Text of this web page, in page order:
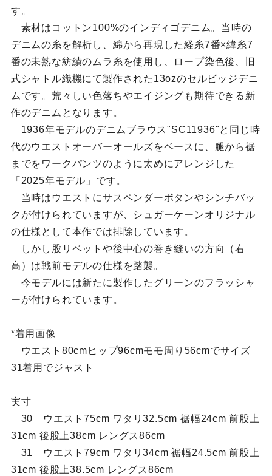
す。
素材はコットン100%のインディゴデニム。当時の
デニムの糸を解析し、綿から再現した経糸7番×緯糸7
番の未熟な紡績のムラ糸を使用し、ロープ染色後、旧
式シャトル織機にて製作された13ozのセルビッジデニ
ムです。荒々しい色落ちやエイジングも期待できる新
作のデニムとなります。
1936年モデルのデニムブラウス"SC11936"と同じ時
代のウエストオーバーオールズをベースに、腿から裾
までをワークパンツのように太めにアレンジした
「2025年モデル」です。
当時はウエストにサスペンダーボタンやシンチバッ
クが付けられていますが、シュガーケーンオリジナル
の仕様として本作では排除しています。
しかし股リベットや後中心の巻き縫いの方向（右
高）は戦前モデルの仕様を踏襲。
今モデルには新たに製作したグリーンのフラッシャ
ーが付けられています。
*着用画像
ウエスト80cmヒップ96cmモモ周り56cmでサイズ
31着用でジャスト
実寸
30 ウエスト75cm ワタリ32.5cm 裾幅24cm 前股上
31cm 後股上38cm レングス86cm
31 ウエスト79cm ワタリ34cm 裾幅24.5cm 前股上
31cm 後股上38.5cm レングス86cm